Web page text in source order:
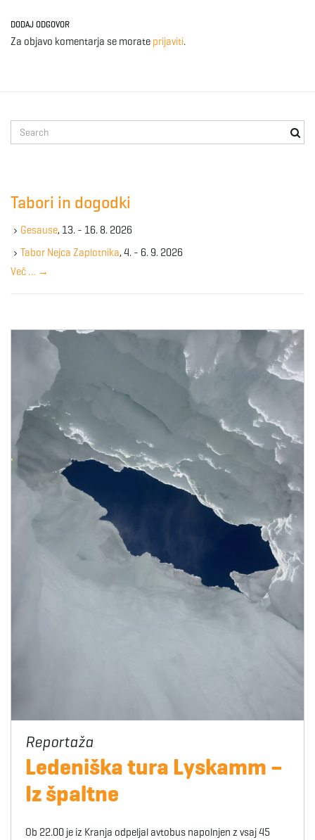
DODAJ ODGOVOR
Za objavo komentarja se morate prijaviti.
e
e
y
w
r
Tabori in dogodki
Gesause, 13. - 16. 8. 2026
Tabor Nejca Zaplotnika, 4. - 6. 9. 2026
Več … →
Ledeniška tura Lyskamm –
Iz špaltne
Ob 22.00 je iz Kranja odpeljal avtobus napolnjen z vsaj 45